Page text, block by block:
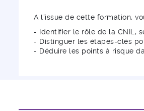
A l'issue de cette formation,
- Identifier le rôle de la CNIL,
- Distinguer les étapes-clés
- Déduire les points à risque